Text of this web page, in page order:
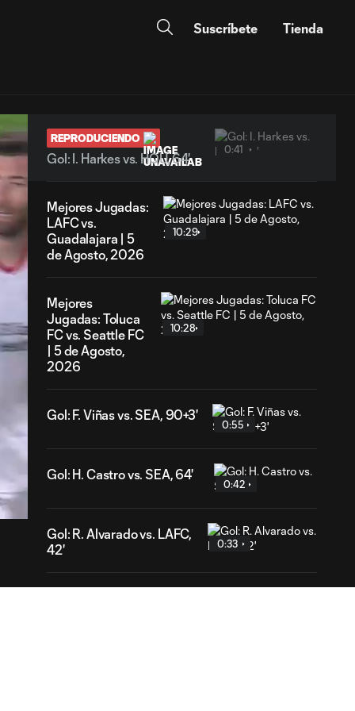
Suscríbete Tienda
REPRODUCIENDO
Gol: I. Harkes vs. HOU, 64'
0:41
Mejores Jugadas:
LAFC vs.
Guadalajara | 5
de Agosto, 2026
10:29
Mejores
Jugadas: Toluca
FC vs. Seattle FC
| 5 de Agosto,
2026
10:28
Gol: F. Viñas vs. SEA, 90+3'
0:55
Gol: H. Castro vs. SEA, 64'
0:42
Gol: R. Alvarado vs. LAFC,
42'
0:33